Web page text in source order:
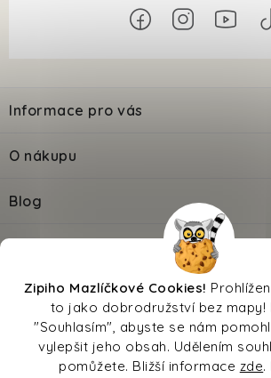
Zipiho Mazlíčkové Cookies!
to jako dobrodružství bez mapy!
"Souhlasím", abyste se nám
vylepšit jeho obsah. Udělením
pomůžete. Bližší informace zde.
p
a
Informace pro vás
Prodejna
O nás
Moje objednávka
Obchodní podmínky
O nákupu
Jak zadat slevový kód?
Reklamace
Vrácení zboží
Ochrana osobních údajů
Blog
Výbava pro kotě - Checklist
Výbava pro štěně - Checklist
Jedovaté potraviny pro psy a kočky
Odměňujeme psa: návod krok za krokem
Zipi® Oblíbené značky
Přechod na nové krmivo Převodník věku
Sleva na pojištění
Hodnocení